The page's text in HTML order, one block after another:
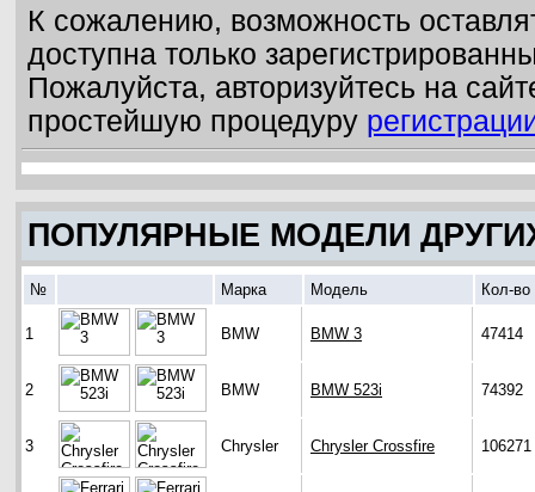
К сожалению, возможность
доступна только
Пожалуйста, авторизуйтесь на
простейшую процедуру
ПОПУЛЯРНЫЕ МОДЕЛИ
№ Марка Модель Кол-во
1 BMW BMW 3 47414
2 BMW BMW 523i 74392
3 Chrysler Chrysler Crossfire 106271